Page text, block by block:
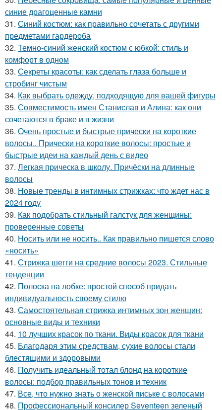
синие драгоценные камни
31. Синий костюм: как правильно сочетать с другими
предметами гардероба
32. Темно-синий женский костюм с юбкой: стиль и
комфорт в одном
33. Секреты красоты: как сделать глаза больше и
стробинг чистым
34. Как выбрать одежду, подходящую для вашей фигуры
35. Совместимость имен Станислав и Алина: как они
сочетаются в браке и в жизни
36. Очень простые и быстрые прически на короткие
волосы.. Прически на короткие волосы: простые и
быстрые идеи на каждый день с видео
37. Легкая прическа в школу. Причёски на длинные
волосы
38. Новые тренды в интимных стрижках: что ждет нас в
2024 году
39. Как подобрать стильный галстук для женщины:
проверенные советы
40. Носить или не носить.. Как правильно пишется слово
«носить»
41. Стрижка шегги на средние волосы 2023. Стильные
тенденции
42. Полоска на лобке: простой способ придать
индивидуальность своему стилю
43. Самостоятельная стрижка интимных зон женщин:
основные виды и техники
44. 10 лучших красок по ткани. Виды красок для ткани
45. Благодаря этим средствам, сухие волосы стали
блестящими и здоровыми
46. Получить идеальный тотал блонд на короткие
волосы: подбор правильных тонов и техник
47. Все, что нужно знать о женской письке с волосами
48. Профессиональный консилер Seventeen зеленый